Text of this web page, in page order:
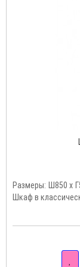
Размеры: Ш850 х
Шкаф в